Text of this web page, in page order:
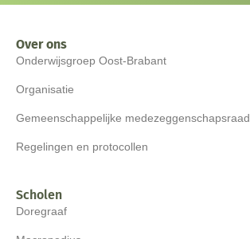
Over ons
Onderwijsgroep Oost-Brabant
Organisatie
Gemeenschappelijke medezeggenschapsraad
Regelingen en protocollen
Scholen
Doregraaf